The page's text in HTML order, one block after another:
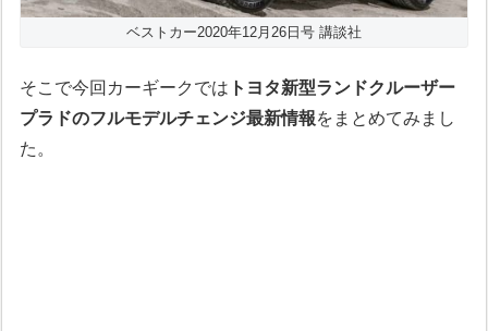
ベストカー2020年12月26日号 講談社
そこで今回カーギークでは トヨタ新型ランドクルーザー
プラドのフルモデルチェンジ最新情報をまとめてみまし
た。